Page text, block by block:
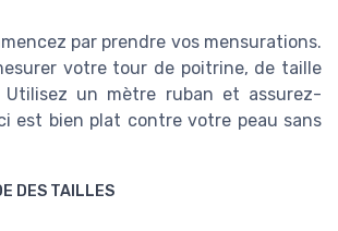
par prendre vos mensurations.
votre tour de poitrine, de taille
un mètre ruban et assurez-
est bien plat contre votre peau sans
DES TAILLES